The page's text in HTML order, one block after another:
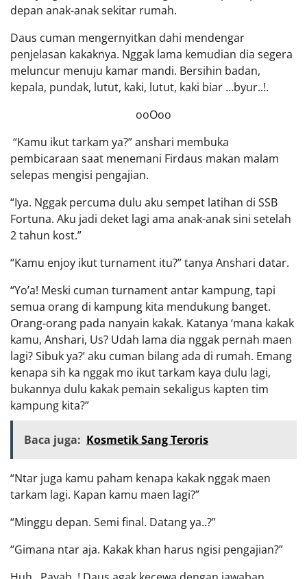
depan anak-anak sekitar rumah.
Daus cuman mengernyitkan dahi mendengar
penjelasan kakaknya. Nggak lama kemudian dia segera
meluncur menuju kamar mandi. Bersihin badan,
kepala, pundak, lutut, kaki, lutut, kaki biar …byur..!.
ooOoo
“Kamu ikut tarkam ya?” anshari membuka
pembicaraan saat menemani Firdaus makan malam
selepas mengisi pengajian.
“Iya. Nggak percuma dulu aku sempet latihan di SSB
Fortuna. Aku jadi deket lagi ama anak-anak sini setelah
2 tahun kost.”
“Kamu enjoy ikut turnament itu?” tanya Anshari datar.
“Yo’a! Meski cuman turnament antar kampung, tapi
semua orang di kampung kita mendukung banget.
Orang-orang pada nanyain kakak. Katanya ‘mana kakak
kamu, Anshari, Us? Udah lama dia nggak pernah maen
lagi? Sibuk ya?’ aku cuman bilang ada di rumah. Emang
kenapa sih ka nggak mo ikut tarkam kaya dulu lagi,
bukannya dulu kakak pemain sekaligus kapten tim
kampung kita?”
Baca juga: Kosmetik Sang Teroris
“Ntar juga kamu paham kenapa kakak nggak maen
tarkam lagi. Kapan kamu maen lagi?”
“Minggu depan. Semi final. Datang ya..?”
“Gimana ntar aja. Kakak khan harus ngisi pengajian?”